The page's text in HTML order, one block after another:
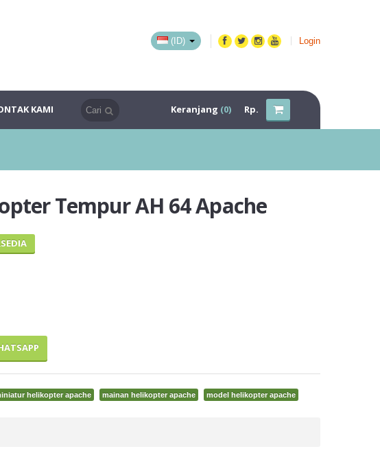
(ID) Login
KAMI Keranjang (0) Rp.
Tempur AH 64 Apache
helikopter apache mainan helikopter apache
model helikopter apache